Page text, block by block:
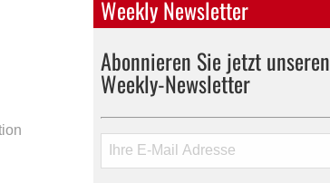
Weekly Newsletter
Abonnieren Sie jetzt unseren
Weekly-Newsletter